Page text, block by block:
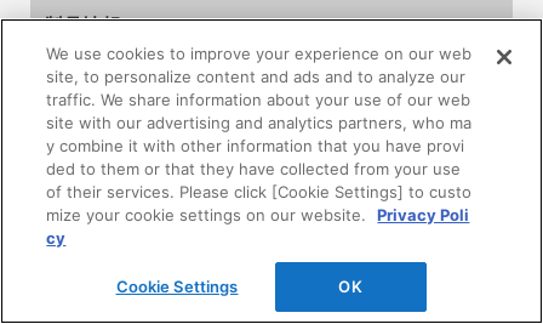
製品情報
素材情報
建材製品情報 総合TOP
住宅向け
We use cookies to improve your experience on our web
site, to personalize content and ads and to analyze our
traffic. We share information about your use of our web
site with our advertising and analytics partners, who ma
y combine it with other information that you have provi
ded to them or that they have collected from your use
of their services. Please click [Cookie Settings] to custo
mize your cookie settings on our website.
Privacy Poli
cy
Cookie Settings OK